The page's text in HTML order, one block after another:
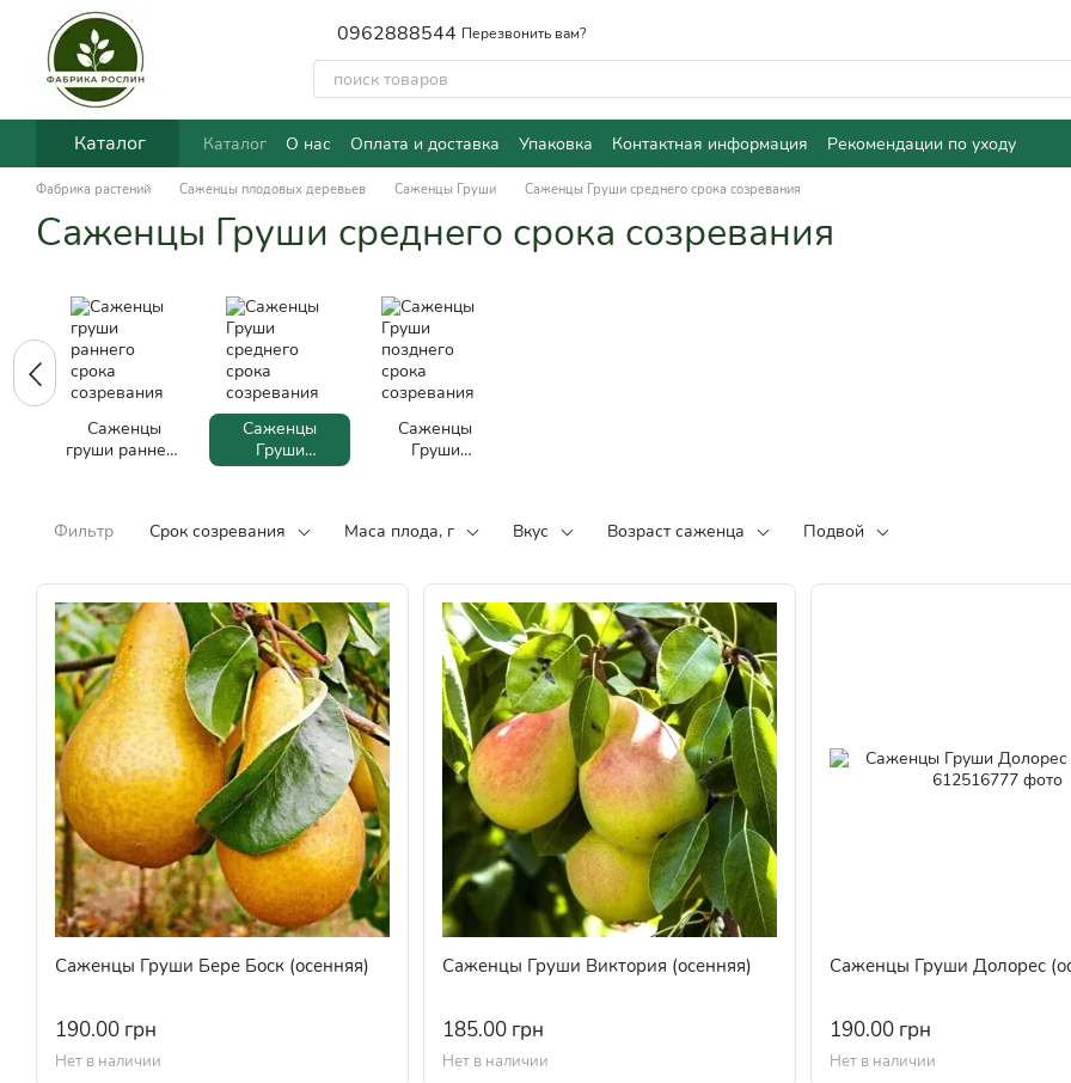
Перейти к основному контенту
0962888544 Перезвонить вам?
Каталог Каталог О нас Оплата и доставка Упаковка Контактная информация Рекомендации по уходу
Фабрика растений Саженцы плодовых деревьев Саженцы Груши Саженцы Груши среднего срока созревания
Саженцы Груши среднего срока созревания
Саженцы
груши раннего
Саженцы
Груши
среднего
Саженцы
Груши
Фильтр Срок созревания Маса плода, г Вкус Возраст саженца Подвой
Саженцы Груши Бере Боск (осенняя)
190.00 грн
Нет в наличии
Саженцы Груши Виктория (осенняя)
185.00 грн
Нет в наличии
Саженцы Груши Долорес
190.00 грн
Нет в наличии